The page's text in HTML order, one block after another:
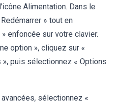
Alimentation. Dans le
» tout en
enfoncée sur votre clavier.
option », cliquez sur «
puis sélectionnez « Options
sélectionnez «